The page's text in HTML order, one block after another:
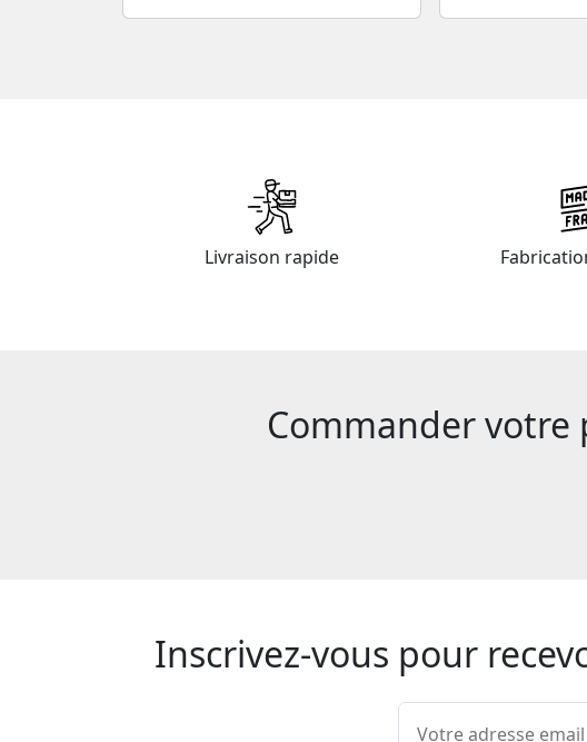
Livraison rapide
Commander
Inscrivez-vous pour